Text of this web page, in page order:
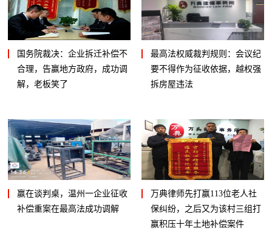
国务院裁决：企业拆迁补偿不
合理，告赢地方政府，成功调
解，老板笑了
最高法权威裁判规则：会议纪
要不得作为征收依据，越权强
拆房屋违法
赢在谈判桌，温州一企业征收
补偿重案在最高法成功调解
万典律师先打赢113位老人社
保纠纷，之后又为该村三组打
赢积压十年土地补偿案件